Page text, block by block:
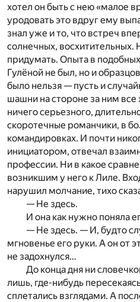
хотел он быть с нею «малое
уродовать это вдруг ему
знал уже и то, что встреч
солнечных, восхитительных.
придумать. Опыта в
Гулёной не был, но и
было нельзя — пусть и
шашни на стороне за ним все
ничего серьезного,
скоротечные романчики, в
командировках. И почти
инициатором, отвечал
профессии. Ни в какое
возникшим у него к Лиле.
нарушил молчание, тихо
— Не здесь.
И она как нужно поняла
— Не здесь. — И, будто
мгновенье его руки. А он от
не задохнулся…
До конца дня ни
лишь, где-нибудь
сплетались взглядами. А